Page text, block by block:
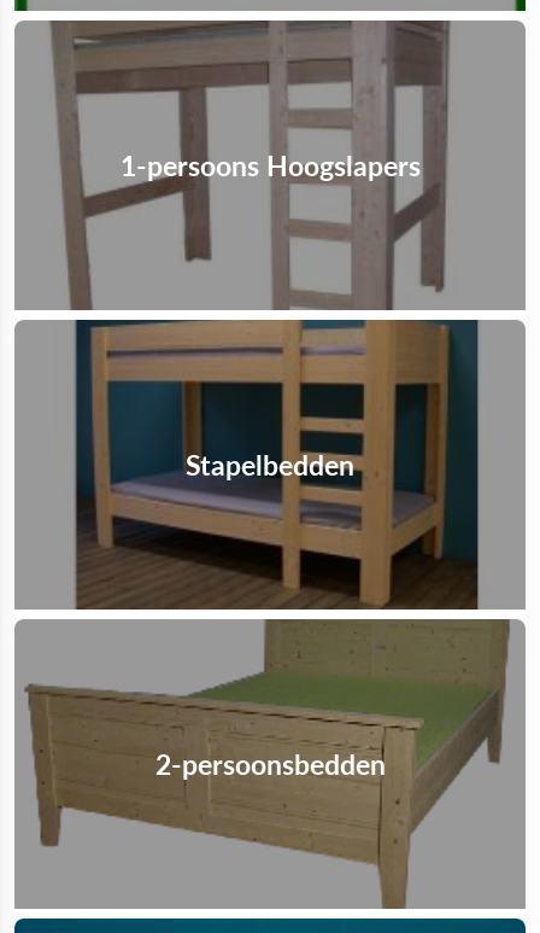
1-persoons Hoogslapers
Stapelbedden
2-persoonsbedden